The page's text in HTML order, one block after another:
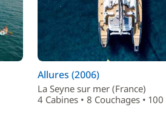
Allures (2006)
La Seyne sur mer (France)
4 Cabines • 8 Couchages •